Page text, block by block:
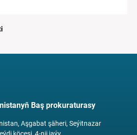
Baş prokuraturasy
Aşgabat şäheri, Seýitnazar